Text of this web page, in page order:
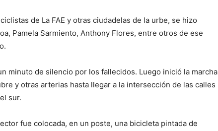
de La FAE y otras ciudadelas de la urbe, se hizo
Pamela Sarmiento, Anthony Flores, entre otros de ese
minuto de silencio por los fallecidos. Luego inició la marcha
y otras arterias hasta llegar a la intersección de las calles
sur.
fue colocada, en un poste, una bicicleta pintada de